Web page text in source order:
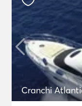
Cranchi